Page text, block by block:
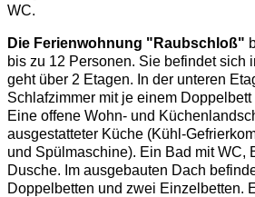
WC.
Die Ferienwohnung "Raubschloß"
bis zu 12 Personen. Sie befindet sich
geht über 2 Etagen. In der unteren
Schlafzimmer mit je einem
Eine offene Wohn- und
ausgestatteter Küche (Kühl-
und Spülmaschine). Ein Bad mit WC,
Dusche. Im ausgebauten Dach
Doppelbetten und zwei Einzelbetten.